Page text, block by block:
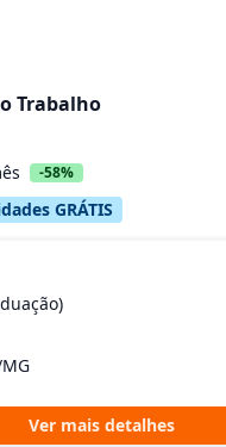
Trabalho
-58%
GRÁTIS
Ver mais detalhes